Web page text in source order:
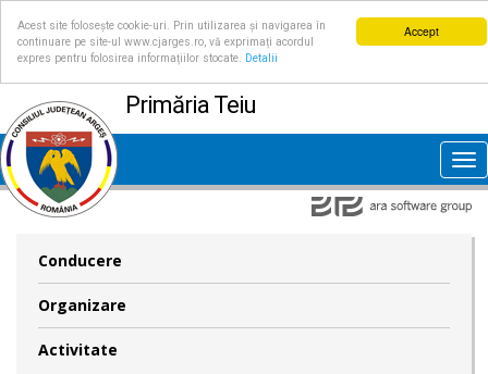
Accept
Acest site folosește cookie-uri. Prin utilizarea și navigarea în
continuare pe site-ul www.cjarges.ro, vă exprimați acordul
expres pentru folosirea informațiilor stocate.
Detalii
Primăria Teiu
Conducere
Organizare
Activitate